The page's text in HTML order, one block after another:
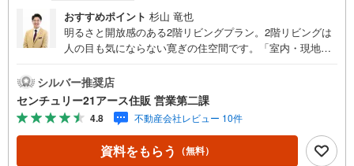
おすすめポイント 杉山 竜也
明るさと開放感のある2階リビングプラン。2階リビングは
人の目も気にならない寛ぎの住空間です。「室内・現地を
になります。【センチュリー21アース住販のポイント】◆
センチュリオン獲得店舗◆全国約970店舗あるセンチュリー
21のお店。その中でも、アメリカ本部が設ける一定基準を
満たした、上位4％しか受賞できない賞。それが「センチュ
リオン」です。弊社はそのセンチュリオンを2002年から欠
かすことなく取り続けております。◆住宅ローン相談会◆
シルバー推奨店
センチュリー21アース住販 営業第二課
4.8 不動産会社レビュー 10件
資料をもらう （無料）